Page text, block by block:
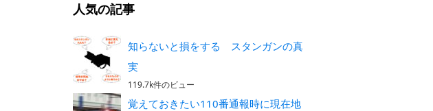
人気の記事
知らないと損をする スタンガンの真
実
119.7k件のビュー
覚えておきたい110番通報時に現在地